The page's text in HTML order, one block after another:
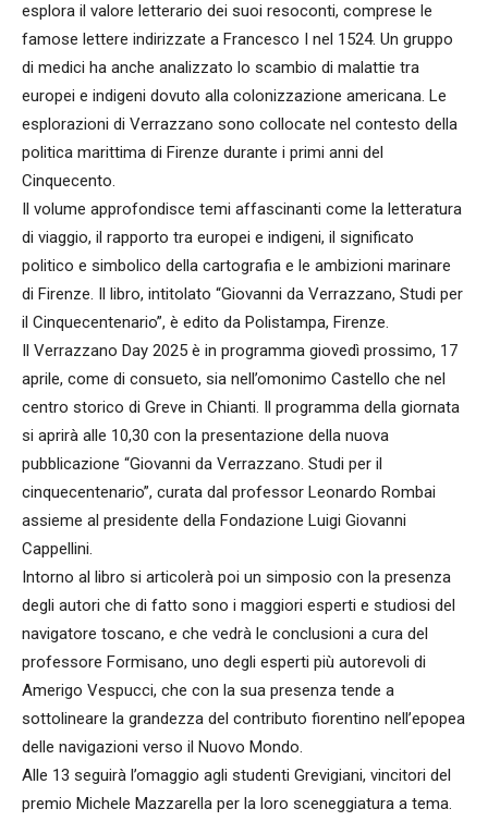
esplora il valore letterario dei suoi resoconti, comprese le
famose lettere indirizzate a Francesco I nel 1524. Un gruppo
di medici ha anche analizzato lo scambio di malattie tra
europei e indigeni dovuto alla colonizzazione americana. Le
esplorazioni di Verrazzano sono collocate nel contesto della
politica marittima di Firenze durante i primi anni del
Cinquecento.
Il volume approfondisce temi affascinanti come la letteratura
di viaggio, il rapporto tra europei e indigeni, il significato
politico e simbolico della cartografia e le ambizioni marinare
di Firenze. Il libro, intitolato “Giovanni da Verrazzano, Studi per
il Cinquecentenario”, è edito da Polistampa, Firenze.
Il Verrazzano Day 2025 è in programma giovedì prossimo, 17
aprile, come di consueto, sia nell’omonimo Castello che nel
centro storico di Greve in Chianti. Il programma della giornata
si aprirà alle 10,30 con la presentazione della nuova
pubblicazione “Giovanni da Verrazzano. Studi per il
cinquecentenario”, curata dal professor Leonardo Rombai
assieme al presidente della Fondazione Luigi Giovanni
Cappellini.
Intorno al libro si articolerà poi un simposio con la presenza
degli autori che di fatto sono i maggiori esperti e studiosi del
navigatore toscano, e che vedrà le conclusioni a cura del
professore Formisano, uno degli esperti più autorevoli di
Amerigo Vespucci, che con la sua presenza tende a
sottolineare la grandezza del contributo fiorentino nell’epopea
delle navigazioni verso il Nuovo Mondo.
Alle 13 seguirà l’omaggio agli studenti Grevigiani, vincitori del
premio Michele Mazzarella per la loro sceneggiatura a tema.